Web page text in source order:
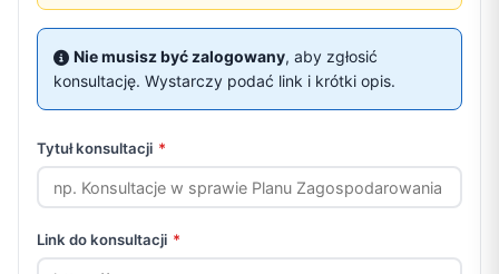
Nie musisz być zalogowany, aby zgłosić
konsultację. Wystarczy podać link i krótki opis.
Tytuł konsultacji *
Link do konsultacji *